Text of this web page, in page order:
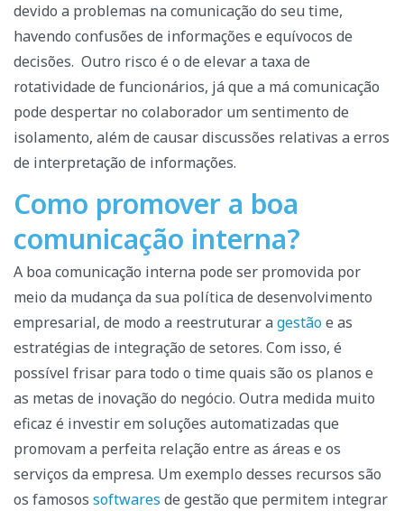
devido a problemas na comunicação do seu time,
havendo confusões de informações e equívocos de
decisões. Outro risco é o de elevar a taxa de
rotatividade de funcionários, já que a má comunicação
pode despertar no colaborador um sentimento de
isolamento, além de causar discussões relativas a erros
de interpretação de informações.
Como promover a boa
comunicação interna?
A boa comunicação interna pode ser promovida por
meio da mudança da sua política de desenvolvimento
empresarial, de modo a reestruturar a gestãoe as
estratégias de integração de setores. Com isso, é
possível frisar para todo o time quais são os planos e
as metas de inovação do negócio. Outra medida muito
eficaz é investir em soluções automatizadas que
promovam a perfeita relação entre as áreas e os
serviços da empresa. Um exemplo desses recursos são
os famosos softwares de gestão que permitem integrar